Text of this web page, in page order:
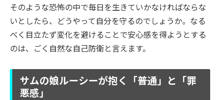
そのような恐怖の中で毎日を生きていかなければならな
いとしたら、どうやって自分を守るのでしょうか。なる
べく目立たず変化を避けることで安心感を得ようとする
のは、ごく自然な自己防衛と言えます。
サムの娘ルーシーが抱く「普通」と「罪
悪感」